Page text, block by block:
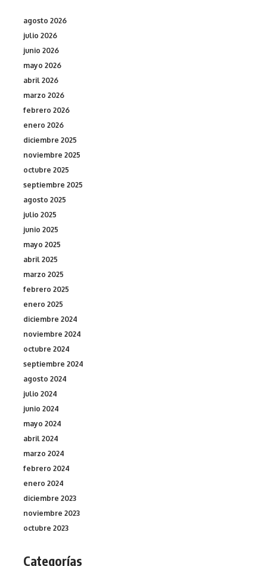
agosto 2026
julio 2026
junio 2026
mayo 2026
abril 2026
marzo 2026
febrero 2026
enero 2026
diciembre 2025
noviembre 2025
octubre 2025
septiembre 2025
agosto 2025
julio 2025
junio 2025
mayo 2025
abril 2025
marzo 2025
febrero 2025
enero 2025
diciembre 2024
noviembre 2024
octubre 2024
septiembre 2024
agosto 2024
julio 2024
junio 2024
mayo 2024
abril 2024
marzo 2024
febrero 2024
enero 2024
diciembre 2023
noviembre 2023
octubre 2023
Categorías